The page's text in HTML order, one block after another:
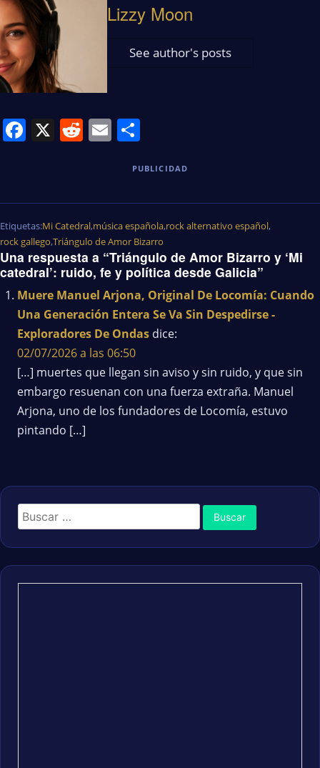
Lizzy Moon
See author's posts
Facebook
X Reddit
Email
PUBLICIDAD
Etiquetas:Mi Catedral,música española,rock alternativo español,
rock gallego,Triángulo de Amor Bizarro
Una respuesta a “Triángulo de Amor Bizarro y ‘Mi
catedral’: ruido, fe y política desde Galicia”
Muere Manuel Arjona, Original De Locomía: Cuando
Una Generación Entera Se Va Sin Despedirse -
Exploradores De Ondas dice:
02/07/2026 a las 06:50
[…] muertes que llegan sin aviso y sin ruido, y que sin
embargo resuenan con una fuerza extraña. Manuel
Arjona, uno de los fundadores de Locomía, estuvo
pintando […]
Buscar: